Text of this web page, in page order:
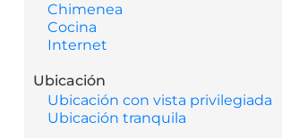
Chimenea
Cocina
Internet
Ubicación
Ubicación con vista privilegiada
Ubicación tranquila